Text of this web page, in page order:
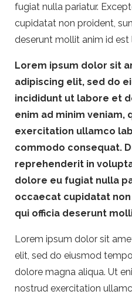
fugiat nulla pariatur.
cupidatat non proident,
deserunt mollit anim id est
Lorem ipsum dolor sit
adipiscing elit, sed do
incididunt ut labore et
enim ad minim veniam,
exercitation ullamco
commodo consequat.
reprehenderit in
dolore eu fugiat nulla
occaecat cupidatat
qui officia deserunt
Lorem ipsum dolor sit
elit, sed do eiusmod
dolore magna aliqua. Ut
nostrud exercitation